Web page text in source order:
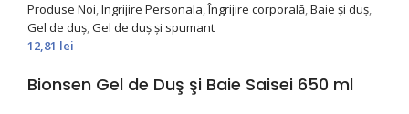
Produse Noi,Ingrijire Personala,Îngrijire corporală,Baie și duș,
Gel de duș,Gel de duș și spumant
12,81 lei
Bionsen Gel de Duş şi Baie Saisei 650 ml